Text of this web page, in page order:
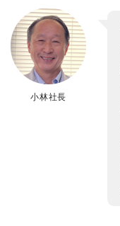
小林社長